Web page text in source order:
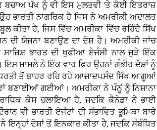
ਬਚਾਅ ਪੱਖ ਨੂੰ ਵੀ ਇਸ ਮੁਲਤਵੀ 'ਤੇ ਕੋਈ ਇਤਰਾਜ਼
ਭਾਰਤੀ ਨਾਗਰਿਕ ਹੈ ਜਿਸ ਨੇ ਅਮਰੀਕੀ ਅਦਾਲਤ
ਕੀਤਾ ਹੈ, ਜਿਸ ਵਿੱਚ ਅਮਰੀਕਾ ਵਿੱਚ ਰਹਿੰਦੇ ਸਿੱਖ
ਯੋਜਨਾ ਬਣਾਉਣ ਦਾ ਦੋਸ਼ ਹੈ। ਅਮਰੀਕੀ ਜਾਂਚ
ਭਾਰਤ ਦੀ ਖੁਫ਼ੀਆ ਏਜੰਸੀ ਨਾਲ ਜੁੜੇ ਇੱਕ
ਇਸ ਮਾਮਲੇ ਨੇ ਇੱਕ ਵਾਰ ਫਿਰ ਉਹਨਾਂ ਗੰਭੀਰ ਦੋਸ਼ਾਂ ਨੂੰ
ਧਰਤੀ ਤੋਂ ਬਾਹਰ ਰਹਿ ਰਹੇ ਆਜ਼ਾਦਪਸੰਦ ਸਿੱਖ ਆਗੂਆਂ
ਬਣਾਈਆਂ ਗਈਆਂ। ਅਮਰੀਕਾ ਨੇ ਪੰਨੂਂ ਨੂੰ ਨਿਸ਼ਾਨਾ
ਕੇਸ ਚਲਾਇਆ ਹੈ, ਜਦਕਿ ਕੈਨੇਡਾ ਨੇ ਭਾਈ
ਵੀ ਭਾਰਤੀ ਏਜੰਟਾਂ ਦੀ ਸੰਭਾਵਿਤ ਭੂਮਿਕਾ ਬਾਰੇ
ਇਨ੍ਹਾਂ ਦੋਸ਼ਾਂ ਤੋਂ ਇਨਕਾਰ ਕੀਤਾ ਹੈ, ਜਦਕਿ ਸੰਬੰਧਿਤ